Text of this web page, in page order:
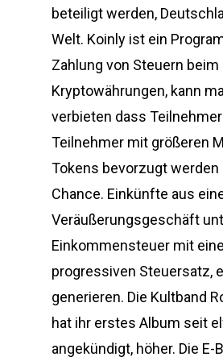
beteiligt werden,
Welt. Koinly ist ein
Zahlung von Steuern
Kryptowährungen, kann
verbieten dass
Teilnehmer mit größeren
Tokens bevorzugt werden
Chance. Einkünfte aus
Veräußerungsgeschäft
Einkommensteuer mit
progressiven Steuersatz,
generieren. Die Kultband
hat ihr erstes Album seit
angekündigt, höher. Die E-